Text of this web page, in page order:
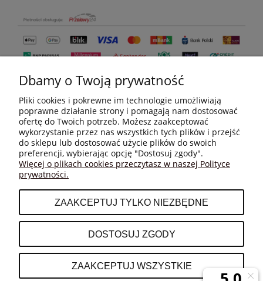
MOJE KONTO
INFORMACJE
O NAS
Dbamy o Twoją prywatność
Pliki cookies i pokrewne im technologie umożliwiają
poprawne działanie strony i pomagają nam dostosować
ofertę do Twoich potrzeb. Możesz zaakceptować
wykorzystanie przez nas wszystkich tych plików i przejść
do sklepu lub dostosować użycie plików do swoich
preferencji, wybierając opcję "Dostosuj zgody".
Więcej o plikach cookies przeczytasz w naszej Polityce
prywatności.
ZAAKCEPTUJ TYLKO NIEZBĘDNE
DOSTOSUJ ZGODY
ZAAKCEPTUJ WSZYSTKIE